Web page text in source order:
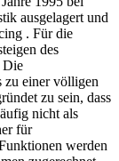
ausgelagert und
. Für die
des
Die
zu einer völligen
zu sein, dass
nicht als
für
werden